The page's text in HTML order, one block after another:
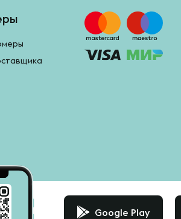
Google Play